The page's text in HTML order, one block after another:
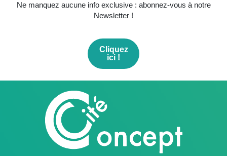
Ne manquez aucune info exclusive : abonnez-vous à notre
Newsletter !
Cliquez
ici !